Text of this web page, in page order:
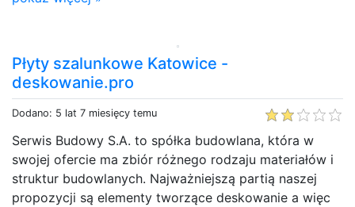
Płyty szalunkowe Katowice -
deskowanie.pro
Dodano: 5 lat 7 miesięcy temu
Serwis Budowy S.A. to spółka budowlana, która w
swojej ofercie ma zbiór różnego rodzaju materiałów i
struktur budowlanych. Najważniejszą partią naszej
propozycji są elementy tworzące deskowanie a więc